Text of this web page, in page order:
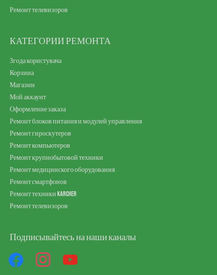
Ремонт телевизоров
КАТЕГОРИИ РЕМОНТА
Згода користувача
Корзина
Магазин
Мой аккаунт
Оформление заказа
Ремонт блоков питания и модулей управления
Ремонт гироскутеров
Ремонт компьютеров
Ремонт крупнобытовой техники
Ремонт медицинского оборудования
Ремонт смартфонов
Ремонт техники Karcher
Ремонт телевизоров
Подписывайтесь на наши каналы
facebook instagram youtube